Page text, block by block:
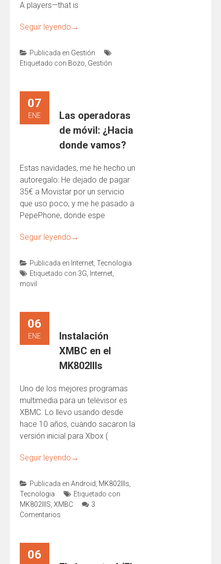
A players—that is
Seguir leyendo →
Publicada en Gestión
Etiquetado con Bozo, Gestión
07
ENE
Las operadoras
de móvil: ¿Hacia
donde vamos?
Estas navidades, me he hecho un
autoregalo: He dejado de pagar
35€ a Movistar por un servicio
que uso poco, y me he pasado a
PepePhone, donde espe
Seguir leyendo →
Publicada en Internet, Tecnologia
Etiquetado con 3G, Internet,
movil
06
ENE
Instalación
XMBC en el
MK802IIIs
Uno de los mejores programas
multimedia para un televisor es
XBMC. Lo llevo usando desde
hace 10 años, cuando sacaron la
versión inicial para Xbox (
Seguir leyendo →
Publicada en Android, MK802IIIs,
Tecnologia
Etiquetado con
MK802IIIS, XMBC
3
Comentarios
06